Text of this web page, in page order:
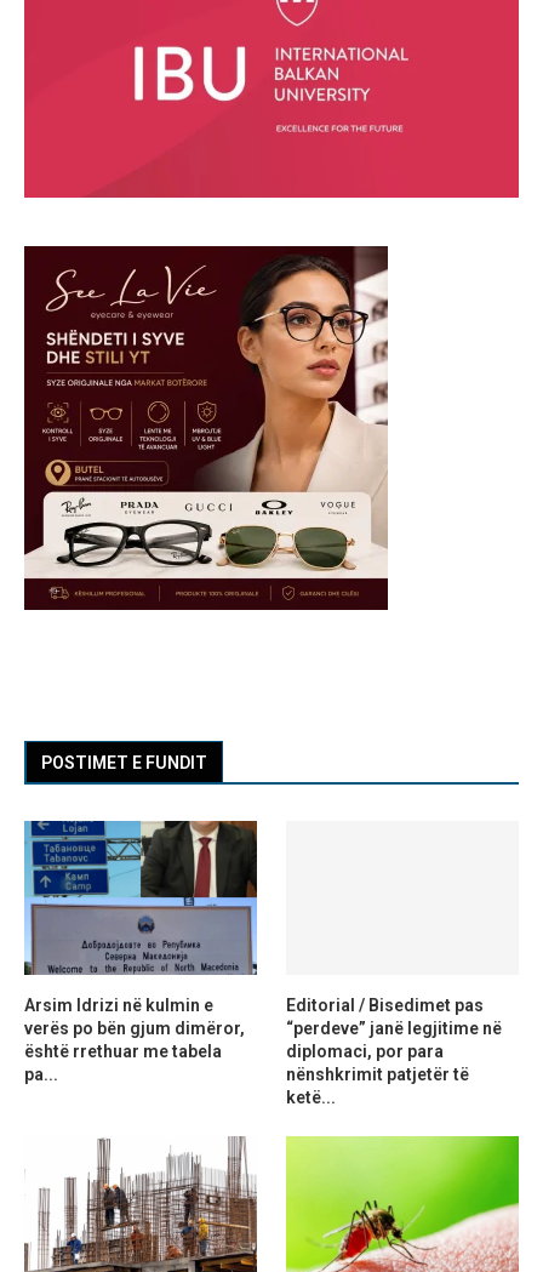
POSTIMET E FUNDIT
Arsim Idrizi në kulmin e
verës po bën gjum dimëror,
është rrethuar me tabela
pa...
Editorial / Bisedimet pas
“perdeve” janë legjitime në
diplomaci, por para
nënshkrimit patjetër të
ketë...